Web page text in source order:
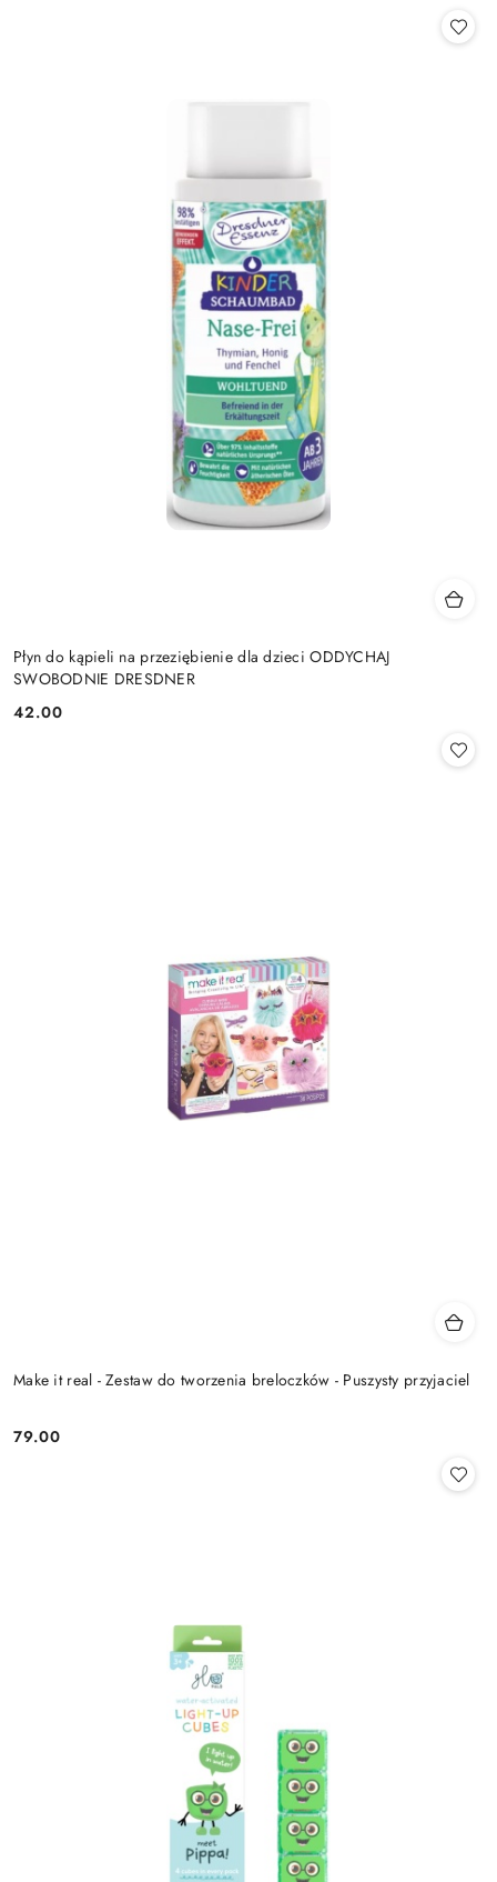
Płyn do kąpieli na przeziębienie dla dzieci ODDYCHAJ
SWOBODNIE DRESDNER
Cena:
42.00
Make it real - Zestaw do tworzenia breloczków - Puszysty przyjaciel
Cena:
79.00